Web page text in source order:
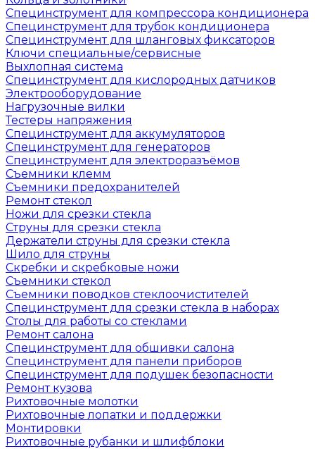
Специнструмент для компрессора кондиционера
Специнструмент для трубок кондиционера
Специнструмент для шланговых фиксаторов
Ключи специальные/сервисные
Выхлопная система
Специнструмент для кислородных датчиков
Электрооборудование
Нагрузочные вилки
Тестеры напряжения
Специнструмент для аккумуляторов
Специнструмент для генераторов
Специнструмент для электроразъёмов
Съемники клемм
Съемники предохранителей
Ремонт стекол
Ножи для срезки стекла
Струны для срезки стекла
Держатели струны для срезки стекла
Шило для струны
Скребки и скребковые ножи
Съемники стекол
Съемники поводков стеклоочистителей
Специнструмент для срезки стекла в наборах
Столы для работы со стеклами
Ремонт салона
Специнструмент для обшивки салона
Специнструмент для панели приборов
Специнструмент для подушек безопасности
Ремонт кузова
Рихтовочные молотки
Рихтовочные лопатки и поддержки
Монтировки
Рихтовочные рубанки и шлифблоки